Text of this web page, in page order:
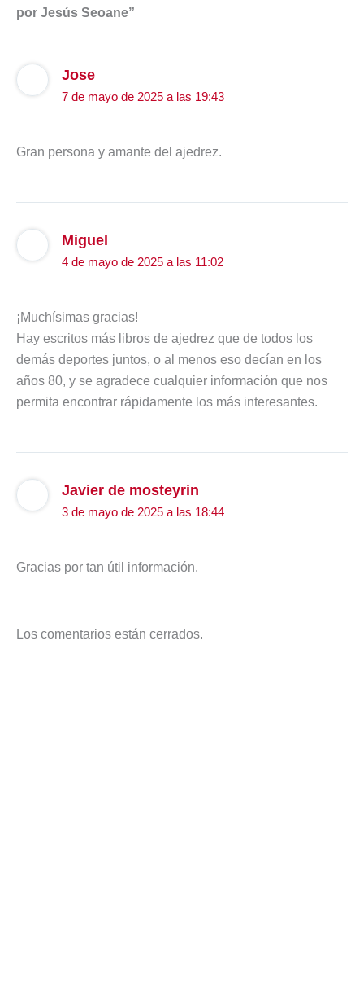
por Jesús Seoane”
Jose
7 de mayo de 2025 a las 19:43
Gran persona y amante del ajedrez.
Miguel
4 de mayo de 2025 a las 11:02
¡Muchísimas gracias!
Hay escritos más libros de ajedrez que de todos los
demás deportes juntos, o al menos eso decían en los
años 80, y se agradece cualquier información que nos
permita encontrar rápidamente los más interesantes.
Javier de mosteyrin
3 de mayo de 2025 a las 18:44
Gracias por tan útil información.
Los comentarios están cerrados.